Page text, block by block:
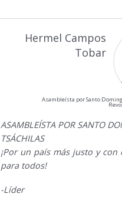
Hermel Campos
Tobar
Asambleísta por Santo
ASAMBLEÍSTA POR SANTO
TSÁCHILAS
¡Por un país más justo y
para todos!
-Líder